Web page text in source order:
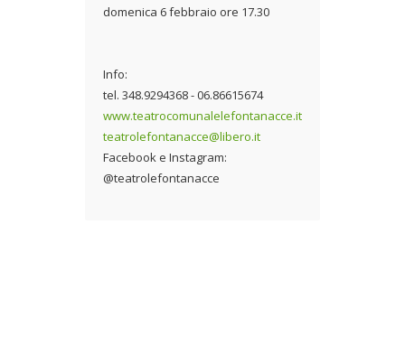
domenica 6 febbraio ore 17.30
Info:
tel. 348.9294368 - 06.86615674
www.teatrocomunalelefontanacce.it
teatrolefontanacce@libero.it
Facebook e Instagram:
@teatrolefontanacce